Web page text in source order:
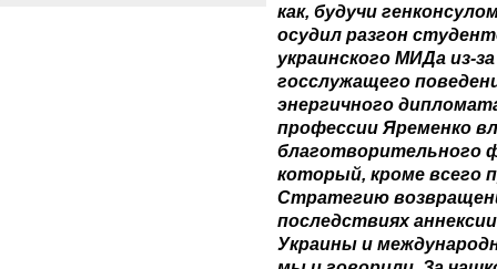
как, будучи
осудил разгон
украинского МИДа из-
госслужащего
энергичного
профессии Яременко
благотворительного
который, кроме всего
Стратегию
последствиях
Украины и